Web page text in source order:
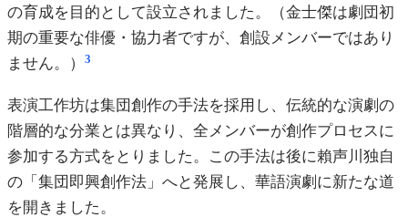
の育成を目的として設立されました。（金士傑は劇団初
期の重要な俳優・協力者ですが、創設メンバーではあり
ません。）
3
表演工作坊は集団創作の手法を採用し、伝統的な演劇の
階層的な分業とは異なり、全メンバーが創作プロセスに
参加する方式をとりました。この手法は後に賴声川独自
の「集団即興創作法」へと発展し、華語演劇に新たな道
を開きました。